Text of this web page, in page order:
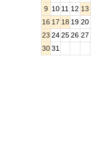
9 10 11 12 13
16 17 18 19 20
23 24 25 26 27
30 31